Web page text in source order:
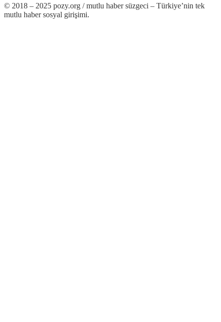
© 2018 – 2025 pozy.org / mutlu haber süzgeci – Türkiye’nin tek
mutlu haber sosyal girişimi.